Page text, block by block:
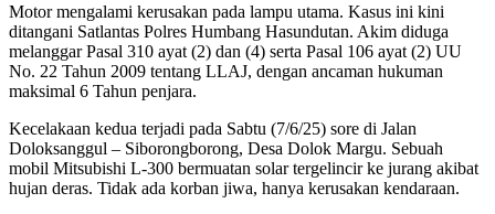
Motor mengalami kerusakan pada lampu utama. Kasus ini kini
ditangani Satlantas Polres Humbang Hasundutan. Akim diduga
melanggar Pasal 310 ayat (2) dan (4) serta Pasal 106 ayat (2) UU
No. 22 Tahun 2009 tentang LLAJ, dengan ancaman hukuman
maksimal 6 Tahun penjara.
Kecelakaan kedua terjadi pada Sabtu (7/6/25) sore di Jalan
Doloksanggul – Siborongborong, Desa Dolok Margu. Sebuah
mobil Mitsubishi L-300 bermuatan solar tergelincir ke jurang akibat
hujan deras. Tidak ada korban jiwa, hanya kerusakan kendaraan.